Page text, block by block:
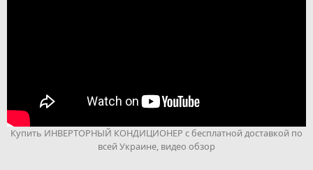
Купить ИНВЕРТОРНЫЙ КОНДИЦИОНЕР с бесплатной доставкой по
всей Украине, видео обзор